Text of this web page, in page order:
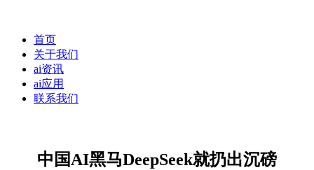
首页
关于我们
ai资讯
ai应用
联系我们
中国AI黑马DeepSeek就扔出沉磅